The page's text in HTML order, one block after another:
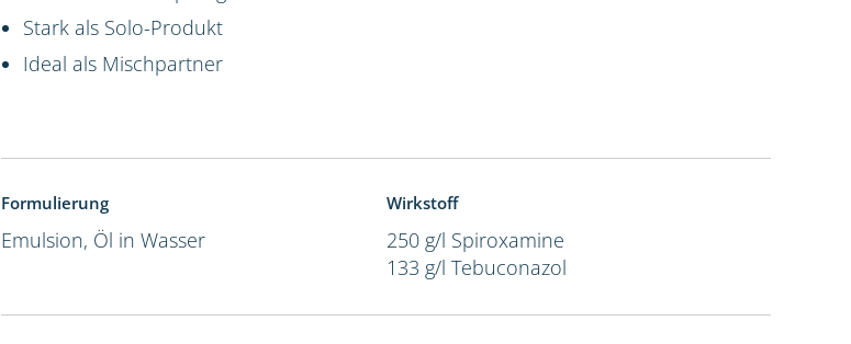
Stark als Solo-Produkt
Ideal als Mischpartner
Formulierung
Emulsion, Öl in Wasser
Wirkstoff
250 g/l Spiroxamine
133 g/l Tebuconazol